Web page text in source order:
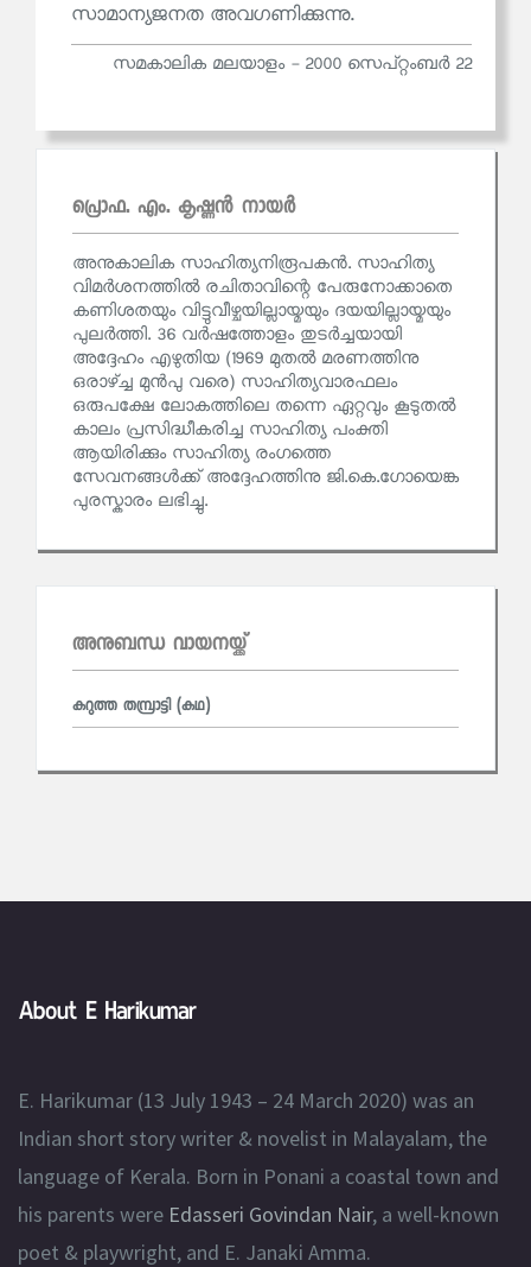
സാമാന്യജനത അവഗണിക്കുന്നു.
സമകാലിക മലയാളം - 2000 സെപ്റ്റംബര്‍ 22
പ്രൊഫ. എം. കൃഷ്ണന്‍ നായര്‍
അനുകാലിക സാഹിത്യനിരൂപകന്‍. സാഹിത്യ
വിമർശനത്തിൽ രചിതാവിന്റെ പേരുനോക്കാതെ
കണിശതയും വിട്ടുവീഴ്ചയില്ലായ്മയും ദയയില്ലായ്മയും
പുലർത്തി. 36 വർഷത്തോളം തുടർച്ചയായി
അദ്ദേഹം എഴുതിയ (1969 മുതൽ മരണത്തിനു
ഒരാഴ്ച്ച മുൻപു വരെ) സാഹിത്യവാരഫലം
ഒരുപക്ഷേ ലോകത്തിലെ തന്നെ ഏറ്റവും കൂടുതൽ
കാലം പ്രസിദ്ധീകരിച്ച സാഹിത്യ പംക്തി
ആയിരിക്കും സാഹിത്യ രംഗത്തെ
സേവനങ്ങൾക്ക് അദ്ദേഹത്തിനു ജി.കെ.ഗോയെങ്ക
പുരസ്കാരം ലഭിച്ചു.
അനുബന്ധ വായനയ്ക്ക്
കറുത്ത തമ്പ്രാട്ടി (കഥ)
About E Harikumar
E. Harikumar (13 July 1943 – 24 March 2020) was an
Indian short story writer & novelist in Malayalam, the
language of Kerala. Born in Ponani a coastal town and
his parents were Edasseri Govindan Nair, a well-known
poet & playwright, and E. Janaki Amma.